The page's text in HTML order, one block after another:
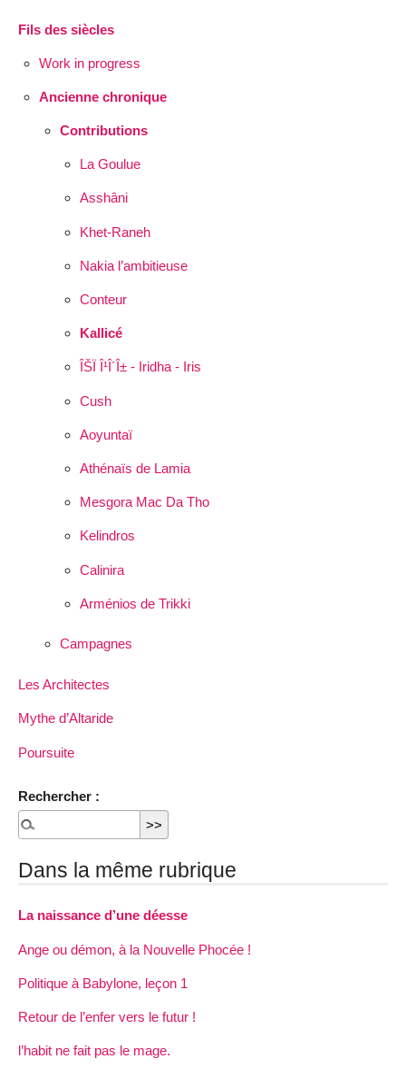
Fils des siècles
Work in progress
Ancienne chronique
Contributions
La Goulue
Asshâni
Khet-Raneh
Nakia l’ambitieuse
Conteur
Kallicé
ÎŠÏ Î¹Î´Î± - Iridha - Iris
Cush
Aoyuntaï
Athénaïs de Lamia
Mesgora Mac Da Tho
Kelindros
Calinira
Arménios de Trikki
Campagnes
Les Architectes
Mythe d’Altaride
Poursuite
Rechercher :
Dans la même rubrique
La naissance d’une déesse
Ange ou démon, à la Nouvelle Phocée !
Politique à Babylone, leçon 1
Retour de l’enfer vers le futur !
l’habit ne fait pas le mage.